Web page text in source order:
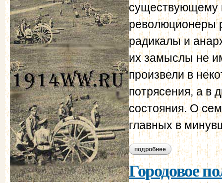
существующему
революционеры
радикалы и
их замыслы не
произвели в
потрясения, а в
состояния. О
главных в
подробнее о нравственно-
Городовое